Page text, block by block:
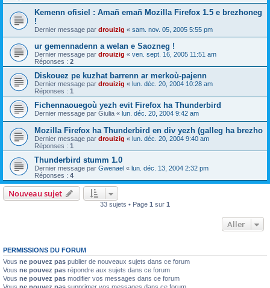
Kemenn ofisiel : Amañ emañ Mozilla Firefox 1.5 e brezhoneg
!
Dernier message par drouizig « sam. nov. 05, 2005 5:55 pm
ur gemennadenn a welan e Saozneg !
Dernier message par drouizig « ven. sept. 16, 2005 11:51 am
Réponses : 2
Diskouez pe kuzhat barrenn ar merkoù-pajenn
Dernier message par drouizig « lun. déc. 20, 2004 10:28 am
Réponses : 1
Fichennaouegoù yezh evit Firefox ha Thunderbird
Dernier message par Giulia « lun. déc. 20, 2004 9:42 am
Mozilla Firefox ha Thunderbird en div yezh (galleg ha brezho
Dernier message par drouizig « lun. déc. 20, 2004 9:40 am
Réponses : 1
Thunderbird stumm 1.0
Dernier message par Gwenael « lun. déc. 13, 2004 2:32 pm
Réponses : 4
Nouveau sujet
33 sujets • Page 1 sur 1
Aller
PERMISSIONS DU FORUM
Vous ne pouvez pas publier de nouveaux sujets dans ce forum
Vous ne pouvez pas répondre aux sujets dans ce forum
Vous ne pouvez pas modifier vos messages dans ce forum